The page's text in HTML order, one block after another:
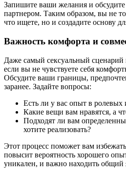
Запишите ваши желания и
партнером. Таким образом, вы не
что ищете, но и создадите основу
Важность комфорта и
Даже самый сексуальный сценарий
если вы не чувствуете себя
Обсудите ваши границы,
заранее. Задайте вопросы:
Есть ли у вас опыт в ролевых
Какие вещи вам нравятся, а
Подходят ли вам
хотите реализовать?
Этот процесс поможет вам
повысит вероятность хорошего
уникален, и важно находить общий